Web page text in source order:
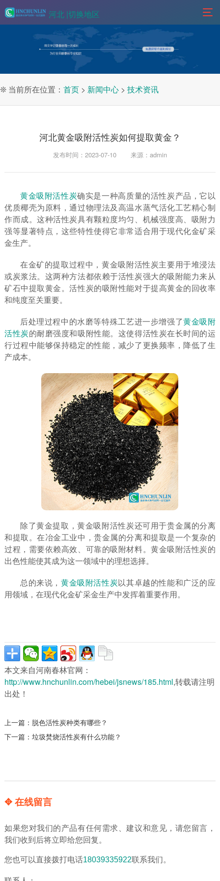
河北 |切换地区
❊ 当前所在位置： 首页 > 新闻中心 > 技术资讯
河北黄金吸附活性炭如何提取黄金？
发布时间：2023-07-10 来源：admin
黄金吸附活性炭确实是一种高质量的活性炭产品，它以
优质椰壳为原料，通过物理法及高温水蒸气活化工艺精心制
作而成。这种活性炭具有颗粒度均匀、机械强度高、吸附力
强等显著特点，这些特性使得它非常适合用于现代化金矿采
金生产。
在金矿的提取过程中，黄金吸附活性炭主要用于堆浸法
或炭浆法。这两种方法都依赖于活性炭强大的吸附能力来从
矿石中提取黄金。活性炭的吸附性能对于提高黄金的回收率
和纯度至关重要。
后处理过程中的水磨等特殊工艺进一步增强了黄金吸附
活性炭的耐磨强度和吸附性能。这使得活性炭在长时间的运
行过程中能够保持稳定的性能，减少了更换频率，降低了生
产成本。
除了黄金提取，黄金吸附活性炭还可用于贵金属的分离
和提取。在冶金工业中，贵金属的分离和提取是一个复杂的
过程，需要依赖高效、可靠的吸附材料。黄金吸附活性炭的
出色性能使其成为这一领域中的理想选择。
总的来说，黄金吸附活性炭 以其卓越的性能和广泛的应
用领域，在现代化金矿采金生产中发挥着重要作用。
本文来自河南春林官网：
http://www.hnchunlin.com/hebei/jsnews/185.html,转载请注明
出处！
上一篇： 脱色活性炭种类有哪些？
下一篇： 垃圾焚烧活性炭有什么功能？
✥ 在线留言
如果您对我们的产品有任何需求、建议和意见，请您留言，
我们收到后将立即给您回复。
您也可以直接拨打电话18039335922联系我们。